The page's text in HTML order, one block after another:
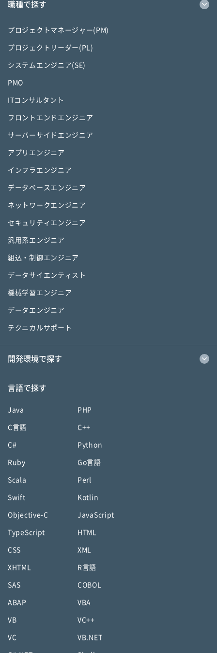
職種で探す
プロジェクトマネージャー(PM)
プロジェクトリーダー(PL)
システムエンジニア(SE)
PMO
ITコンサルタント
フロントエンドエンジニア
サーバーサイドエンジニア
アプリエンジニア
インフラエンジニア
データベースエンジニア
ネットワークエンジニア
セキュリティエンジニア
汎用系エンジニア
組込・制御エンジニア
データサイエンティスト
機械学習エンジニア
データエンジニア
テクニカルサポート
開発環境で探す
言語で探す
Java PHP
C言語 C++
C# Python
Ruby Go言語
Scala Perl
Swift Kotlin
Objective-C JavaScript
TypeScript HTML
CSS XML
XHTML R言語
SAS COBOL
ABAP VBA
VB VC++
VC VB.NET